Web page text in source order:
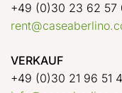
+49 (0)30 23 62 57
VERKAUF
+49 (0)30 21 96 51